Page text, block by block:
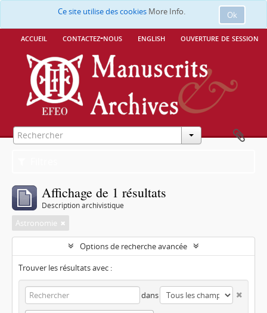
Ok
Ce site utilise des cookies More Info.
accueil contactez-nous english ouverture de session
Affichage de 1 résultats
Description archivistique
Astronomie
Options de recherche avancée
Trouver les résultats avec :
dans